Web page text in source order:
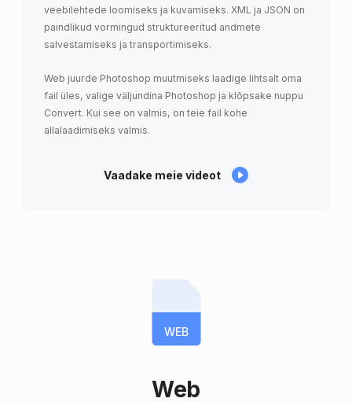
veebilehtede loomiseks ja kuvamiseks. XML ja JSON on
paindlikud vormingud struktureeritud andmete
salvestamiseks ja transportimiseks.
Web juurde Photoshop muutmiseks laadige lihtsalt oma
fail üles, valige väljundina Photoshop ja klõpsake nuppu
Convert. Kui see on valmis, on teie fail kohe
allalaadimiseks valmis.
Vaadake meie videot
WEB
Web